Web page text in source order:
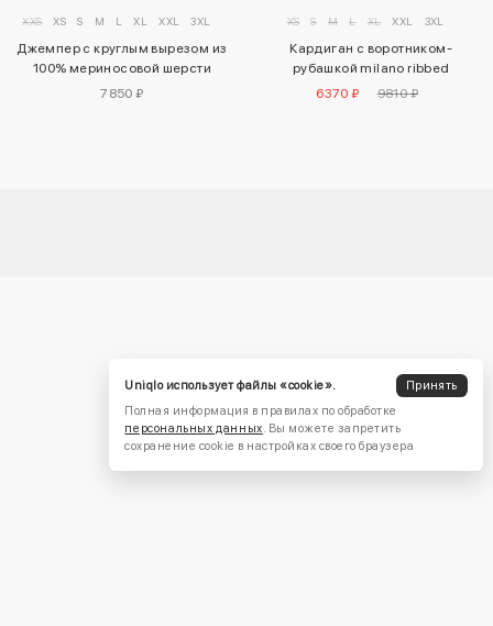
XXS XS S M L XL XXL 3XL
Джемпер с круглым вырезом из
100% мериносовой шерсти
7850 ₽
XS S M L XL XXL 3XL
Кардиган с воротником-
рубашкой milano ribbed
6370 ₽
9810 ₽
Uniqlo использует файлы «cookie».
Принять
Полная информация в правилах по обработке
персональных данных. Вы можете запретить
сохранение cookie в настройках своего браузера